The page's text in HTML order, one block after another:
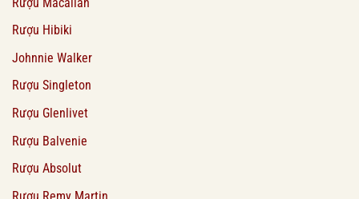
Rượu Hibiki
Johnnie Walker
Rượu Singleton
Rượu Glenlivet
Rượu Balvenie
Rượu Absolut